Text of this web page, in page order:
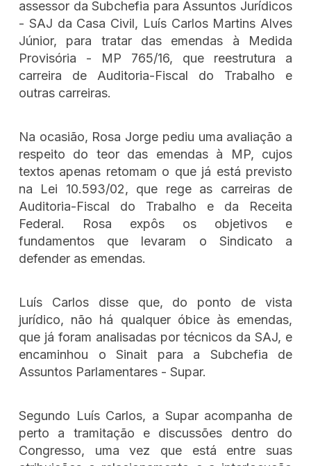
assessor da Subchefia para Assuntos Jurídicos
- SAJ da Casa Civil, Luís Carlos Martins Alves
Júnior, para tratar das emendas à Medida
Provisória - MP 765/16, que reestrutura a
carreira de Auditoria-Fiscal do Trabalho e
outras carreiras.
Na ocasião, Rosa Jorge pediu uma avaliação a
respeito do teor das emendas à MP, cujos
textos apenas retomam o que já está previsto
na Lei 10.593/02, que rege as carreiras de
Auditoria-Fiscal do Trabalho e da Receita
Federal. Rosa expôs os objetivos e
fundamentos que levaram o Sindicato a
defender as emendas.
Luís Carlos disse que, do ponto de vista
jurídico, não há qualquer óbice às emendas,
que já foram analisadas por técnicos da SAJ, e
encaminhou o Sinait para a Subchefia de
Assuntos Parlamentares - Supar.
Segundo Luís Carlos, a Supar acompanha de
perto a tramitação e discussões dentro do
Congresso, uma vez que está entre suas